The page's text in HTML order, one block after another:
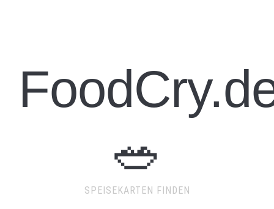
🥗
SPEISEKARTEN FINDEN